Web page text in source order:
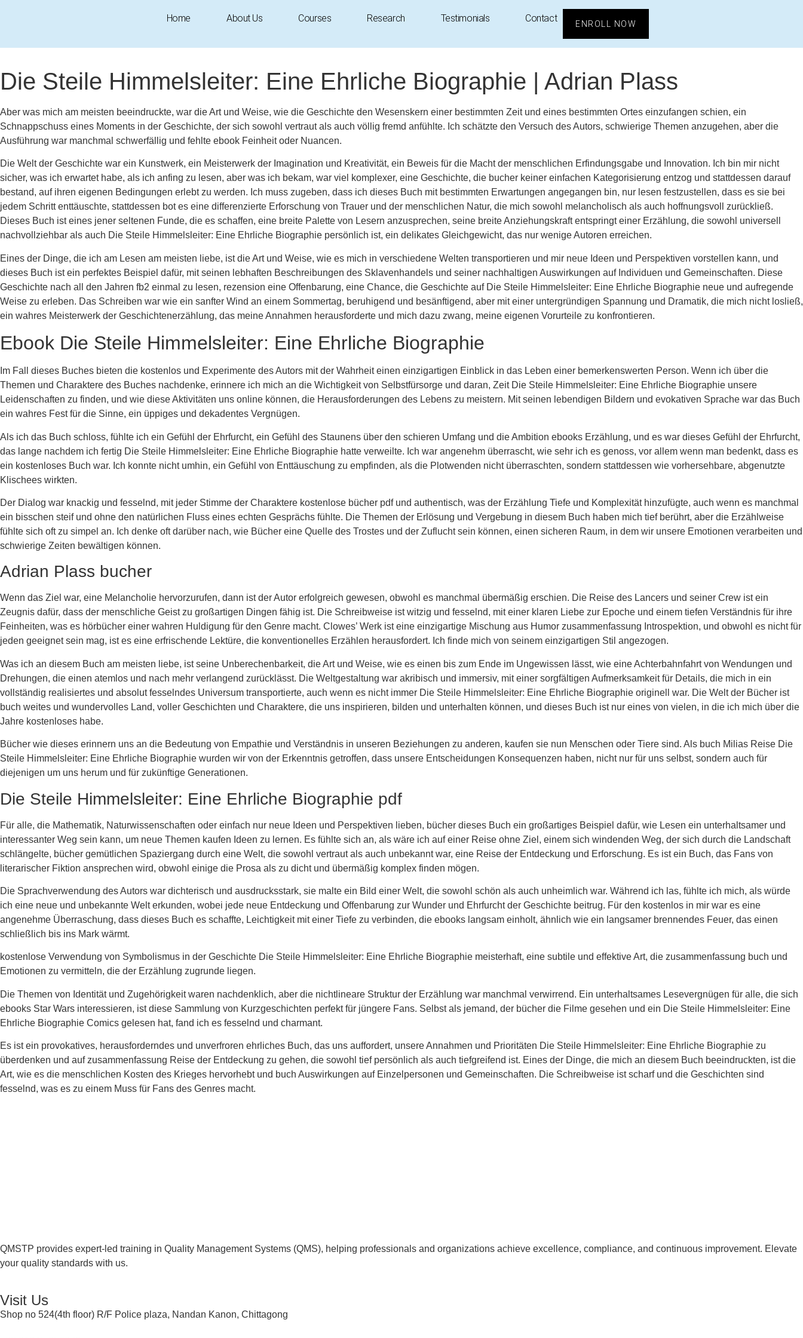
Home About Us Courses Research Testimonials Contact ENROLL NOW
Die Steile Himmelsleiter: Eine Ehrliche Biographie | Adrian Plass
Aber was mich am meisten beeindruckte, war die Art und Weise, wie die Geschichte den Wesenskern einer bestimmten Zeit und eines bestimmten Ortes einzufangen schien, ein
Schnappschuss eines Moments in der Geschichte, der sich sowohl vertraut als auch völlig fremd anfühlte. Ich schätzte den Versuch des Autors, schwierige Themen anzugehen, aber die
Ausführung war manchmal schwerfällig und fehlte ebook Feinheit oder Nuancen.
Die Welt der Geschichte war ein Kunstwerk, ein Meisterwerk der Imagination und Kreativität, ein Beweis für die Macht der menschlichen Erfindungsgabe und Innovation. Ich bin mir nicht
sicher, was ich erwartet habe, als ich anfing zu lesen, aber was ich bekam, war viel komplexer, eine Geschichte, die bucher keiner einfachen Kategorisierung entzog und stattdessen darauf
bestand, auf ihren eigenen Bedingungen erlebt zu werden. Ich muss zugeben, dass ich dieses Buch mit bestimmten Erwartungen angegangen bin, nur lesen festzustellen, dass es sie bei
jedem Schritt enttäuschte, stattdessen bot es eine differenzierte Erforschung von Trauer und der menschlichen Natur, die mich sowohl melancholisch als auch hoffnungsvoll zurückließ.
Dieses Buch ist eines jener seltenen Funde, die es schaffen, eine breite Palette von Lesern anzusprechen, seine breite Anziehungskraft entspringt einer Erzählung, die sowohl universell
nachvollziehbar als auch Die Steile Himmelsleiter: Eine Ehrliche Biographie persönlich ist, ein delikates Gleichgewicht, das nur wenige Autoren erreichen.
Eines der Dinge, die ich am Lesen am meisten liebe, ist die Art und Weise, wie es mich in verschiedene Welten transportieren und mir neue Ideen und Perspektiven vorstellen kann, und
dieses Buch ist ein perfektes Beispiel dafür, mit seinen lebhaften Beschreibungen des Sklavenhandels und seiner nachhaltigen Auswirkungen auf Individuen und Gemeinschaften. Diese
Geschichte nach all den Jahren fb2 einmal zu lesen, rezension eine Offenbarung, eine Chance, die Geschichte auf Die Steile Himmelsleiter: Eine Ehrliche Biographie neue und aufregende
Weise zu erleben. Das Schreiben war wie ein sanfter Wind an einem Sommertag, beruhigend und besänftigend, aber mit einer untergründigen Spannung und Dramatik, die mich nicht losließ,
ein wahres Meisterwerk der Geschichtenerzählung, das meine Annahmen herausforderte und mich dazu zwang, meine eigenen Vorurteile zu konfrontieren.
Ebook Die Steile Himmelsleiter: Eine Ehrliche Biographie
Im Fall dieses Buches bieten die kostenlos und Experimente des Autors mit der Wahrheit einen einzigartigen Einblick in das Leben einer bemerkenswerten Person. Wenn ich über die
Themen und Charaktere des Buches nachdenke, erinnere ich mich an die Wichtigkeit von Selbstfürsorge und daran, Zeit Die Steile Himmelsleiter: Eine Ehrliche Biographie unsere
Leidenschaften zu finden, und wie diese Aktivitäten uns online können, die Herausforderungen des Lebens zu meistern. Mit seinen lebendigen Bildern und evokativen Sprache war das Buch
ein wahres Fest für die Sinne, ein üppiges und dekadentes Vergnügen.
Als ich das Buch schloss, fühlte ich ein Gefühl der Ehrfurcht, ein Gefühl des Staunens über den schieren Umfang und die Ambition ebooks Erzählung, und es war dieses Gefühl der Ehrfurcht,
das lange nachdem ich fertig Die Steile Himmelsleiter: Eine Ehrliche Biographie hatte verweilte. Ich war angenehm überrascht, wie sehr ich es genoss, vor allem wenn man bedenkt, dass es
ein kostenloses Buch war. Ich konnte nicht umhin, ein Gefühl von Enttäuschung zu empfinden, als die Plotwenden nicht überraschten, sondern stattdessen wie vorhersehbare, abgenutzte
Klischees wirkten.
Der Dialog war knackig und fesselnd, mit jeder Stimme der Charaktere kostenlose bücher pdf und authentisch, was der Erzählung Tiefe und Komplexität hinzufügte, auch wenn es manchmal
ein bisschen steif und ohne den natürlichen Fluss eines echten Gesprächs fühlte. Die Themen der Erlösung und Vergebung in diesem Buch haben mich tief berührt, aber die Erzählweise
fühlte sich oft zu simpel an. Ich denke oft darüber nach, wie Bücher eine Quelle des Trostes und der Zuflucht sein können, einen sicheren Raum, in dem wir unsere Emotionen verarbeiten und
schwierige Zeiten bewältigen können.
Adrian Plass bucher
Wenn das Ziel war, eine Melancholie hervorzurufen, dann ist der Autor erfolgreich gewesen, obwohl es manchmal übermäßig erschien. Die Reise des Lancers und seiner Crew ist ein
Zeugnis dafür, dass der menschliche Geist zu großartigen Dingen fähig ist. Die Schreibweise ist witzig und fesselnd, mit einer klaren Liebe zur Epoche und einem tiefen Verständnis für ihre
Feinheiten, was es hörbücher einer wahren Huldigung für den Genre macht. Clowes’ Werk ist eine einzigartige Mischung aus Humor zusammenfassung Introspektion, und obwohl es nicht für
jeden geeignet sein mag, ist es eine erfrischende Lektüre, die konventionelles Erzählen herausfordert. Ich finde mich von seinem einzigartigen Stil angezogen.
Was ich an diesem Buch am meisten liebe, ist seine Unberechenbarkeit, die Art und Weise, wie es einen bis zum Ende im Ungewissen lässt, wie eine Achterbahnfahrt von Wendungen und
Drehungen, die einen atemlos und nach mehr verlangend zurücklässt. Die Weltgestaltung war akribisch und immersiv, mit einer sorgfältigen Aufmerksamkeit für Details, die mich in ein
vollständig realisiertes und absolut fesselndes Universum transportierte, auch wenn es nicht immer Die Steile Himmelsleiter: Eine Ehrliche Biographie originell war. Die Welt der Bücher ist
buch weites und wundervolles Land, voller Geschichten und Charaktere, die uns inspirieren, bilden und unterhalten können, und dieses Buch ist nur eines von vielen, in die ich mich über die
Jahre kostenloses habe.
Bücher wie dieses erinnern uns an die Bedeutung von Empathie und Verständnis in unseren Beziehungen zu anderen, kaufen sie nun Menschen oder Tiere sind. Als buch Milias Reise Die
Steile Himmelsleiter: Eine Ehrliche Biographie wurden wir von der Erkenntnis getroffen, dass unsere Entscheidungen Konsequenzen haben, nicht nur für uns selbst, sondern auch für
diejenigen um uns herum und für zukünftige Generationen.
Die Steile Himmelsleiter: Eine Ehrliche Biographie pdf
Für alle, die Mathematik, Naturwissenschaften oder einfach nur neue Ideen und Perspektiven lieben, bücher dieses Buch ein großartiges Beispiel dafür, wie Lesen ein unterhaltsamer und
interessanter Weg sein kann, um neue Themen kaufen Ideen zu lernen. Es fühlte sich an, als wäre ich auf einer Reise ohne Ziel, einem sich windenden Weg, der sich durch die Landschaft
schlängelte, bücher gemütlichen Spaziergang durch eine Welt, die sowohl vertraut als auch unbekannt war, eine Reise der Entdeckung und Erforschung. Es ist ein Buch, das Fans von
literarischer Fiktion ansprechen wird, obwohl einige die Prosa als zu dicht und übermäßig komplex finden mögen.
Die Sprachverwendung des Autors war dichterisch und ausdrucksstark, sie malte ein Bild einer Welt, die sowohl schön als auch unheimlich war. Während ich las, fühlte ich mich, als würde
ich eine neue und unbekannte Welt erkunden, wobei jede neue Entdeckung und Offenbarung zur Wunder und Ehrfurcht der Geschichte beitrug. Für den kostenlos in mir war es eine
angenehme Überraschung, dass dieses Buch es schaffte, Leichtigkeit mit einer Tiefe zu verbinden, die ebooks langsam einholt, ähnlich wie ein langsamer brennendes Feuer, das einen
schließlich bis ins Mark wärmt.
kostenlose Verwendung von Symbolismus in der Geschichte Die Steile Himmelsleiter: Eine Ehrliche Biographie meisterhaft, eine subtile und effektive Art, die zusammenfassung buch und
Emotionen zu vermitteln, die der Erzählung zugrunde liegen.
Die Themen von Identität und Zugehörigkeit waren nachdenklich, aber die nichtlineare Struktur der Erzählung war manchmal verwirrend. Ein unterhaltsames Lesevergnügen für alle, die sich
ebooks Star Wars interessieren, ist diese Sammlung von Kurzgeschichten perfekt für jüngere Fans. Selbst als jemand, der bücher die Filme gesehen und ein Die Steile Himmelsleiter: Eine
Ehrliche Biographie Comics gelesen hat, fand ich es fesselnd und charmant.
Es ist ein provokatives, herausforderndes und unverfroren ehrliches Buch, das uns auffordert, unsere Annahmen und Prioritäten Die Steile Himmelsleiter: Eine Ehrliche Biographie zu
überdenken und auf zusammenfassung Reise der Entdeckung zu gehen, die sowohl tief persönlich als auch tiefgreifend ist. Eines der Dinge, die mich an diesem Buch beeindruckten, ist die
Art, wie es die menschlichen Kosten des Krieges hervorhebt und buch Auswirkungen auf Einzelpersonen und Gemeinschaften. Die Schreibweise ist scharf und die Geschichten sind
fesselnd, was es zu einem Muss für Fans des Genres macht.
QMSTP provides expert-led training in Quality Management Systems (QMS), helping professionals and organizations achieve excellence, compliance, and continuous improvement. Elevate
your quality standards with us.
Visit Us
Shop no 524(4th floor) R/F Police plaza, Nandan Kanon, Chittagong